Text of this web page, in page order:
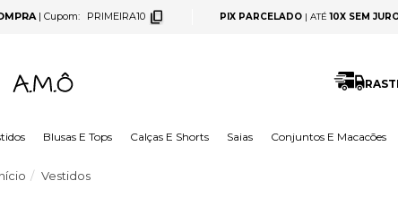
| Cupom: PRIMEIRA10 PIX PARCELADO | ATÉ 10X SEM
Blusas E Tops Calças E Shorts Saias Conjuntos E Macacões
Vestidos